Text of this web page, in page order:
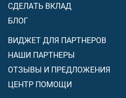
СДЕЛАТЬ ВКЛАД
БЛОГ
ВИДЖЕТ ДЛЯ ПАРТНЕРОВ
НАШИ ПАРТНЕРЫ
ОТЗЫВЫ И ПРЕДЛОЖЕНИЯ
ЦЕНТР ПОМОЩИ